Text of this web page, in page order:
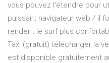
vous pouvez l'étendre pour
puissant navigateur web / il
rendent le surf plus
Taxi (gratuit) télécharger la
est disponible gratuitement